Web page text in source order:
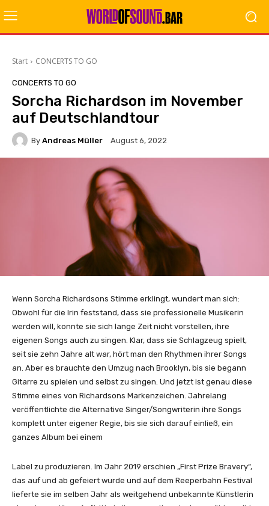
Start CONCERTS TO GO
CONCERTS TO GO
Sorcha Richardson im November
auf Deutschlandtour
By Andreas Müller August 6, 2022
Wenn Sorcha Richardsons Stimme erklingt, wundert man sich:
Obwohl für die Irin feststand, dass sie professionelle Musikerin
werden will, konnte sie sich lange Zeit nicht vorstellen, ihre
eigenen Songs auch zu singen. Klar, dass sie Schlagzeug spielt,
seit sie zehn Jahre alt war, hört man den Rhythmen ihrer Songs
an. Aber es brauchte den Umzug nach Brooklyn, bis sie begann
Gitarre zu spielen und selbst zu singen. Und jetzt ist genau diese
Stimme eines von Richardsons Markenzeichen. Jahrelang
veröffentlichte die Alternative Singer/Songwriterin ihre Songs
komplett unter eigener Regie, bis sie sich darauf einließ, ein
ganzes Album bei einem
Label zu produzieren. Im Jahr 2019 erschien „First Prize Bravery“,
das auf und ab gefeiert wurde und auf dem Reeperbahn Festival
lieferte sie im selben Jahr als weitgehend unbekannte Künstlerin